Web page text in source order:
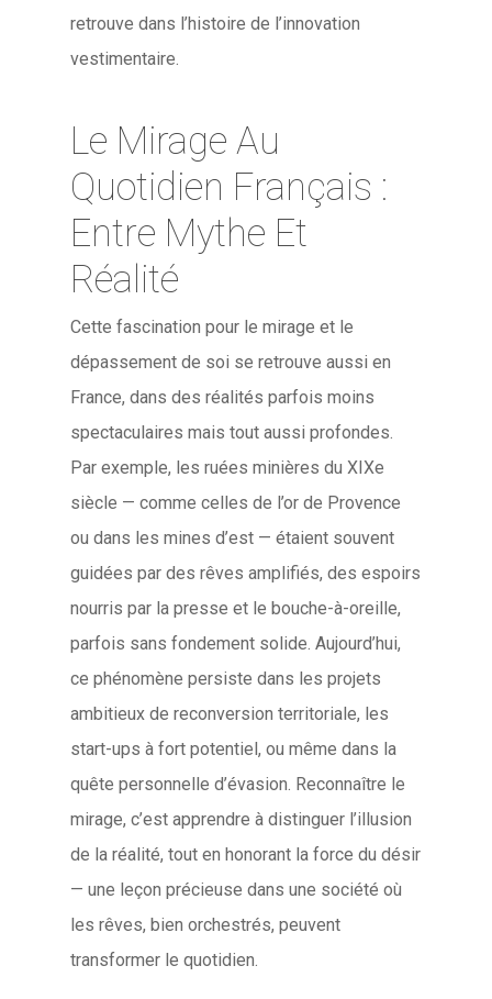
retrouve dans l’histoire de l’innovation
vestimentaire.
Le Mirage Au
Quotidien Français :
Entre Mythe Et
Réalité
Cette fascination pour le mirage et le
dépassement de soi se retrouve aussi en
France, dans des réalités parfois moins
spectaculaires mais tout aussi profondes.
Par exemple, les ruées minières du XIXe
siècle — comme celles de l’or de Provence
ou dans les mines d’est — étaient souvent
guidées par des rêves amplifiés, des espoirs
nourris par la presse et le bouche-à-oreille,
parfois sans fondement solide. Aujourd’hui,
ce phénomène persiste dans les projets
ambitieux de reconversion territoriale, les
start-ups à fort potentiel, ou même dans la
quête personnelle d’évasion. Reconnaître le
mirage, c’est apprendre à distinguer l’illusion
de la réalité, tout en honorant la force du désir
— une leçon précieuse dans une société où
les rêves, bien orchestrés, peuvent
transformer le quotidien.